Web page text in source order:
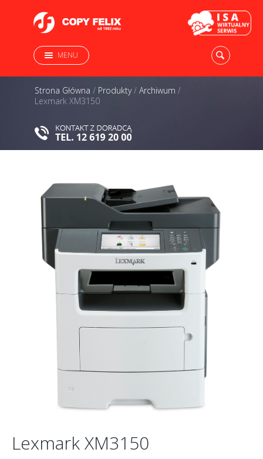
MENU
Strona Główna / Produkty/ Archiwum /
Lexmark XM3150
Lexmark XM3150